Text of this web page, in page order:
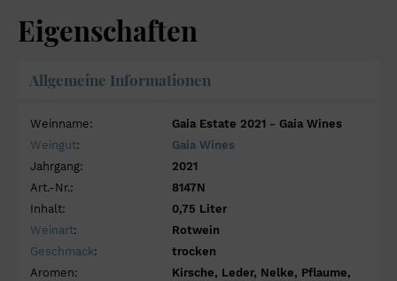
Eigenschaften
Allgemeine Informationen
Weinname:
Gaia Estate 2021 - Gaia Wines
Weingut:
Gaia Wines
Jahrgang:
2021
Art.-Nr.:
8147N
Inhalt:
0,75 Liter
Weinart:
Rotwein
Geschmack:
trocken
Aromen:
Kirsche, Leder, Nelke, Pflaume,